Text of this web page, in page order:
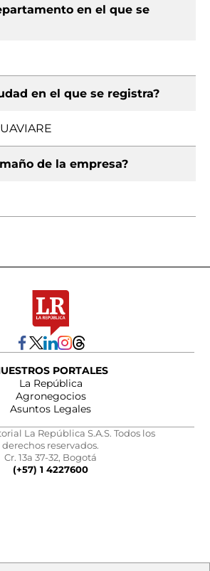
en el que se
en el que se registra?
de la empresa?
PORTALES
La República
Agronegocios
Asuntos Legales
La República S.A.S. Todos los
derechos reservados.
Cr. 13a 37-32, Bogotá
(+57) 1 4227600